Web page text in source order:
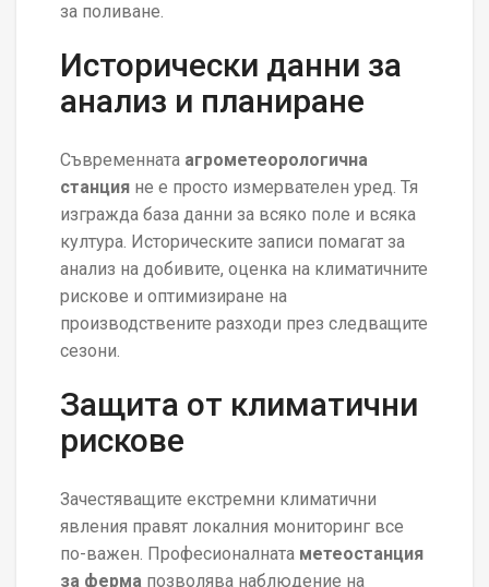
за поливане.
Исторически данни за
анализ и планиране
Съвременната агрометеорологична
станция не е просто измервателен уред. Тя
изгражда база данни за всяко поле и всяка
култура. Историческите записи помагат за
анализ на добивите, оценка на климатичните
рискове и оптимизиране на
производствените разходи през следващите
сезони.
Защита от климатични
рискове
Зачестяващите екстремни климатични
явления правят локалния мониторинг все
по-важен. Професионалната метеостанция
за ферма позволява наблюдение на